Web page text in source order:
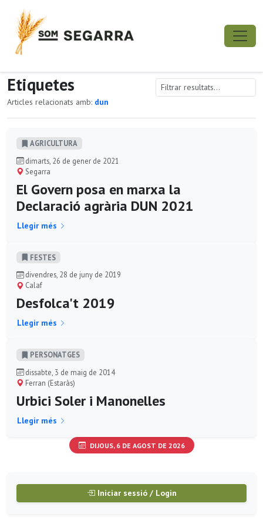
Etiquetes
Articles relacionats amb: dun
AGRICULTURA
dimarts, 26 de gener de 2021
Segarra
El Govern posa en marxa la
Declaració agrària DUN 2021
Llegir més
FESTES
divendres, 28 de juny de 2019
Calaf
Desfolca't 2019
Llegir més
PERSONATGES
dissabte, 3 de maig de 2014
Ferran (Estaràs)
Urbici Soler i Manonelles
Llegir més
DIJOUS, 6 DE AGOST DE 2026
Iniciar sessió / Login